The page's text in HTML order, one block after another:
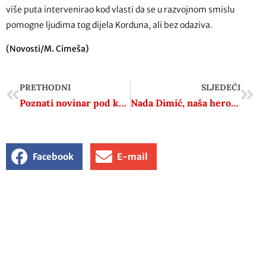
više puta intervenirao kod vlasti da se u razvojnom smislu
pomogne ljudima tog dijela Korduna, ali bez odaziva.
(Novosti/M. Cimeša)
PRETHODNI
Poznati novinar pod kritikama zbog Goldsteina: ‘Volim Hrvatsku više od svih ustašofila zajedno’
SLJEDEĆI
Nada Dimić, naša heroina. Simbol, uzor, inspiracija
Facebook E-mail